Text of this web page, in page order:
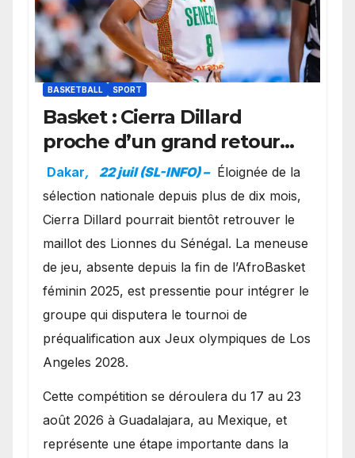
BASKETBALL SPORT
Basket : Cierra Dillard
proche d’un grand retour
avec les Lionnes ?
Dakar, 22 juil (SL-INFO) – Éloignée de la
sélection nationale depuis plus de dix mois,
Cierra Dillard pourrait bientôt retrouver le
maillot des Lionnes du Sénégal. La meneuse
de jeu, absente depuis la fin de l’AfroBasket
féminin 2025, est pressentie pour intégrer le
groupe qui disputera le tournoi de
préqualification aux Jeux olympiques de Los
Angeles 2028.
Cette compétition se déroulera du 17 au 23
août 2026 à Guadalajara, au Mexique, et
représente une étape importante dans la